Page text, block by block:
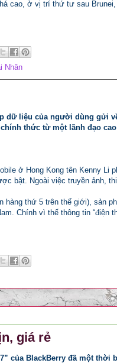
cao, ở vị trí thứ tư sau
Nhân
dữ liệu của người dùng gửi
thức từ một lãnh đạo
ở Hong Kong tên Kenny
bật. Ngoài việc truyền ảnh,
hàng thứ 5 trên thế giới), sản
Chính vì thế thông tin “điện
giá rẻ
của BlackBerry đã một